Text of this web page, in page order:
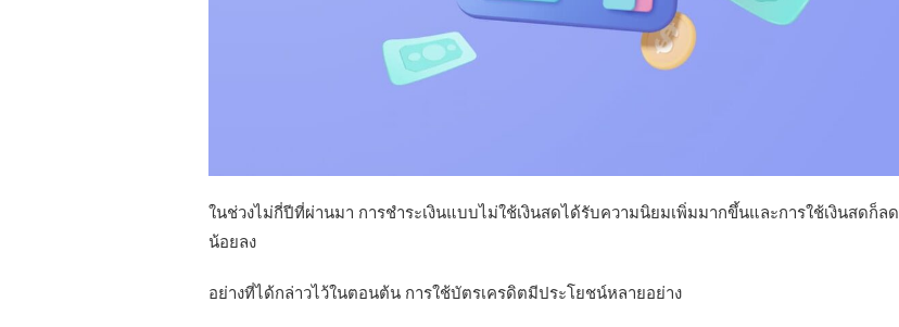
ในช่วงไม่กี่ปีที่ผ่านมา การชำระเงินแบบไม่ใช้เงินสดได้รับความนิยมเพิ่มมากขึ้นและการใช้เงินสดก็ลด
น้อยลง
อย่างที่ได้กล่าวไว้ในตอนต้น การใช้บัตรเครดิตมีประโยชน์หลายอย่าง